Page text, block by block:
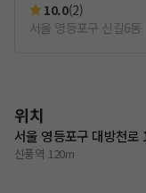
10.0(2)
서울 영등포구 신길6동
위치
서울 영등포구 대방천로
신풍역 120m